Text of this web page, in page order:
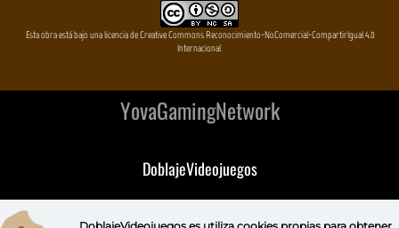
Esta obra está bajo una licencia de Creative Commons Reconocimiento-NoComercial-CompartirIgual 4.0
Internacional
YovaGamingNetwork
DoblajeVideojuegos